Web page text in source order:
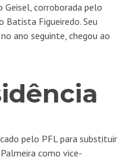
Geisel, corroborada pelo
Batista Figueiredo. Seu
ano seguinte, chegou ao
pelo PFL para substituir
como vice-